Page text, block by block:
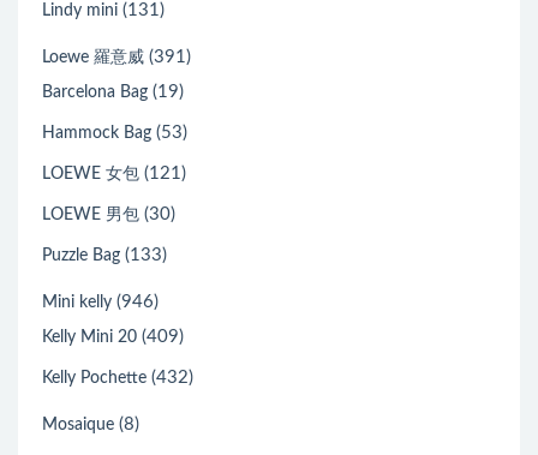
Lindy mini (131)
Loewe 羅意威 (391)
Barcelona Bag (19)
Hammock Bag (53)
LOEWE 女包 (121)
LOEWE 男包 (30)
Puzzle Bag (133)
Mini kelly (946)
Kelly Mini 20 (409)
Kelly Pochette (432)
Mosaique (8)